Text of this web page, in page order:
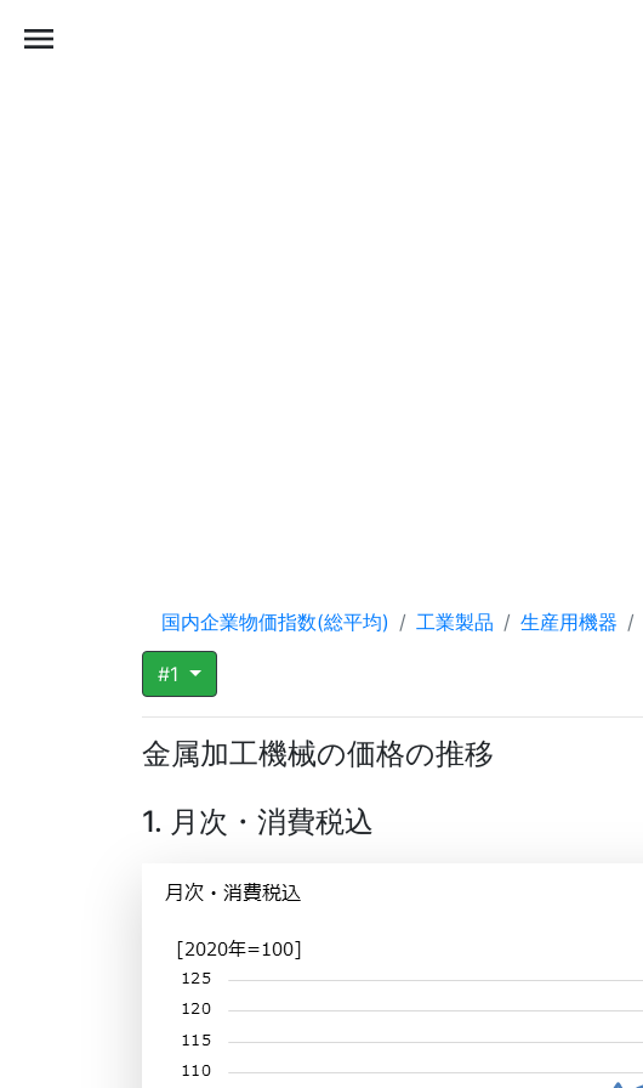
menu
国内企業物価指数(総平均) 工業製品 生産用機器
#1
金属加工機械の価格の推移
1. 月次・消費税込